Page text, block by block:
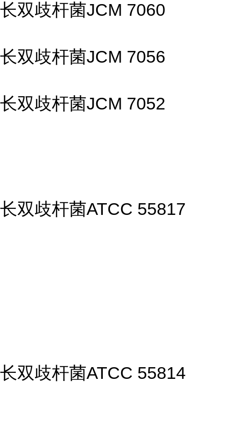
长双歧杆菌JCM 7060
长双歧杆菌JCM 7056
长双歧杆菌JCM 7052
长双歧杆菌ATCC 55817
长双歧杆菌ATCC 55814